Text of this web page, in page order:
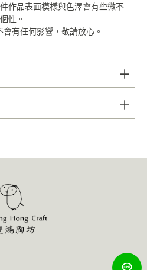
作品表面模樣與色澤會有些微不
性。
會有任何影響，敬請放心。
、精緻瓷器專用刷具及不具顆粒磨
長使用年限；無法以洗碗機清洗。
潔，請以柔軟乾布擦拭。
表面有可能產生自然痕跡，增添作